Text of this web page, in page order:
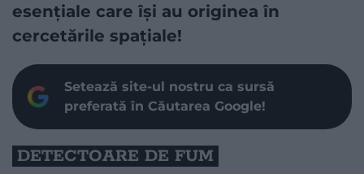
esențiale care își au originea în
cercetările spațiale!
Setează site-ul nostru ca sursă
preferată în Căutarea Google!
DETECTOARE DE FUM